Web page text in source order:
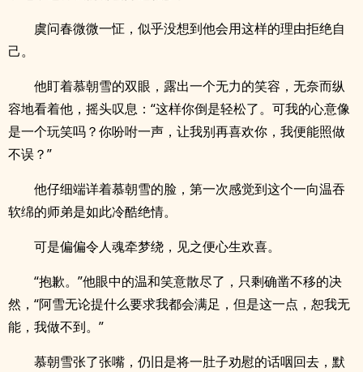
虞问春微微一怔，似乎没想到他会用这样的理由拒绝自
己。
他盯着慕朝雪的双眼，露出一个无力的笑容，无奈而纵
容地看着他，摇头叹息：“这样你倒是轻松了。可我的心意像
是一个玩笑吗？你吩咐一声，让我别再喜欢你，我便能照做
不误？”
他仔细端详着慕朝雪的脸，第一次感觉到这个一向温吞
软绵的师弟是如此冷酷绝情。
可是偏偏令人魂牵梦绕，见之便心生欢喜。
“抱歉。”他眼中的温和笑意散尽了，只剩确凿不移的决
然，“阿雪无论提什么要求我都会满足，但是这一点，恕我无
能，我做不到。”
慕朝雪张了张嘴，仍旧是将一肚子劝慰的话咽回去，默